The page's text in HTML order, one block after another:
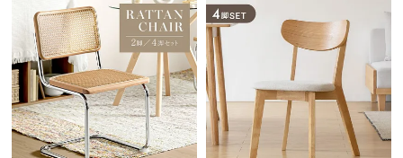
サ
ポ
ー
ト